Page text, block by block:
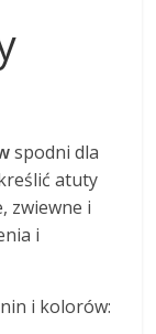
spodni dla
atuty
zwiewne i
i
i kolorów: